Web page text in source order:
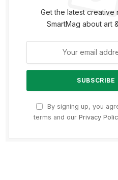
Get the latest creative
SmartMag about art
By signing up, you
terms and our Privacy